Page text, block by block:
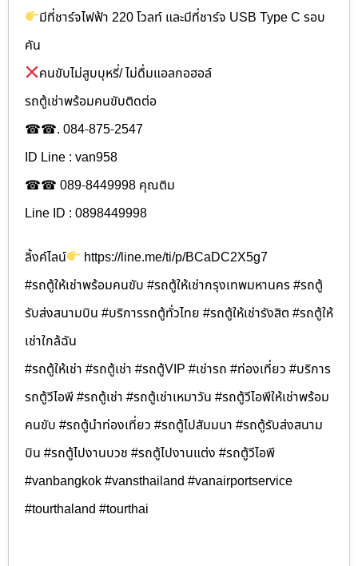
มีที่ชาร์จไฟฟ้า 220 โวลท์ และมีที่ชาร์จ USB Type C รอบ
คัน
คนขับไม่สูบบุหรี่/ ไม่ดื่มแอลกอฮอล์
รถตู้เช่าพร้อมคนขับติดต่อ
☎☎. 084-875-2547
ID Line : van958
☎☎ 089-8449998 คุณติม
Line ID : 0898449998
ลิ้งค์ไลน์
https://line.me/ti/p/BCaDC2X5g7
#รถตู้ให้เช่าพร้อมคนขับ #รถตู้ให้เช่ากรุงเทพมหานคร #รถตู้
รับส่งสนามบิน #บริการรถตู้ทั่วไทย #รถตู้ให้เช่ารังสิต #รถตู้ให้
เช่าใกล้ฉัน
#รถตู้ให้เช่า #รถตู้เช่า #รถตู้VIP #เช่ารถ #ท่องเที่ยว #บริการ
รถตู้วีไอพี #รถตู้เช่า #รถตู้เช่าเหมาวัน #รถตู้วีไอพีให้เช่าพร้อม
คนขับ #รถตู้นำท่องเที่ยว #รถตู้ไปสัมมนา #รถตู้รับส่งสนาม
บิน #รถตู้ไปงานบวช #รถตู้ไปงานแต่ง #รถตู้วีไอพี
#vanbangkok #vansthailand #vanairportservice
#tourthaland #tourthai